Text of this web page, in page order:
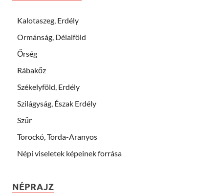
Kalotaszeg, Erdély
Ormánság, Délalföld
Őrség
Rábakőz
Székelyföld, Erdély
Szilágyság, Észak Erdély
Szűr
Torockó, Torda-Aranyos
Népi viseletek képeinek forrása
NÉPRAJZ